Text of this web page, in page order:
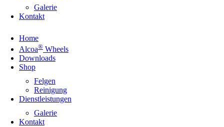
Galerie
Kontakt
Home
Alcoa® Wheels
Downloads
Shop
Felgen
Reinigung
Dienstleistungen
Galerie
Kontakt